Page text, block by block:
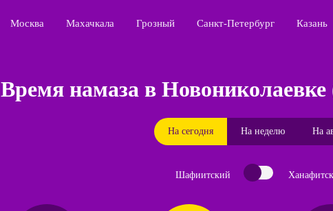
Москва Махачкала Грозный Санкт-Петербург Казань
Время намаза в
На сегодня На неделю На
Шафиитский